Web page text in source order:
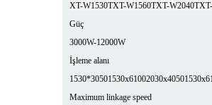
XT-W1530TXT-W1560TXT-W2040T
Güç
3000W-12000W
İşleme alanı
1530*30501530x61002030x4050
Maximum linkage speed